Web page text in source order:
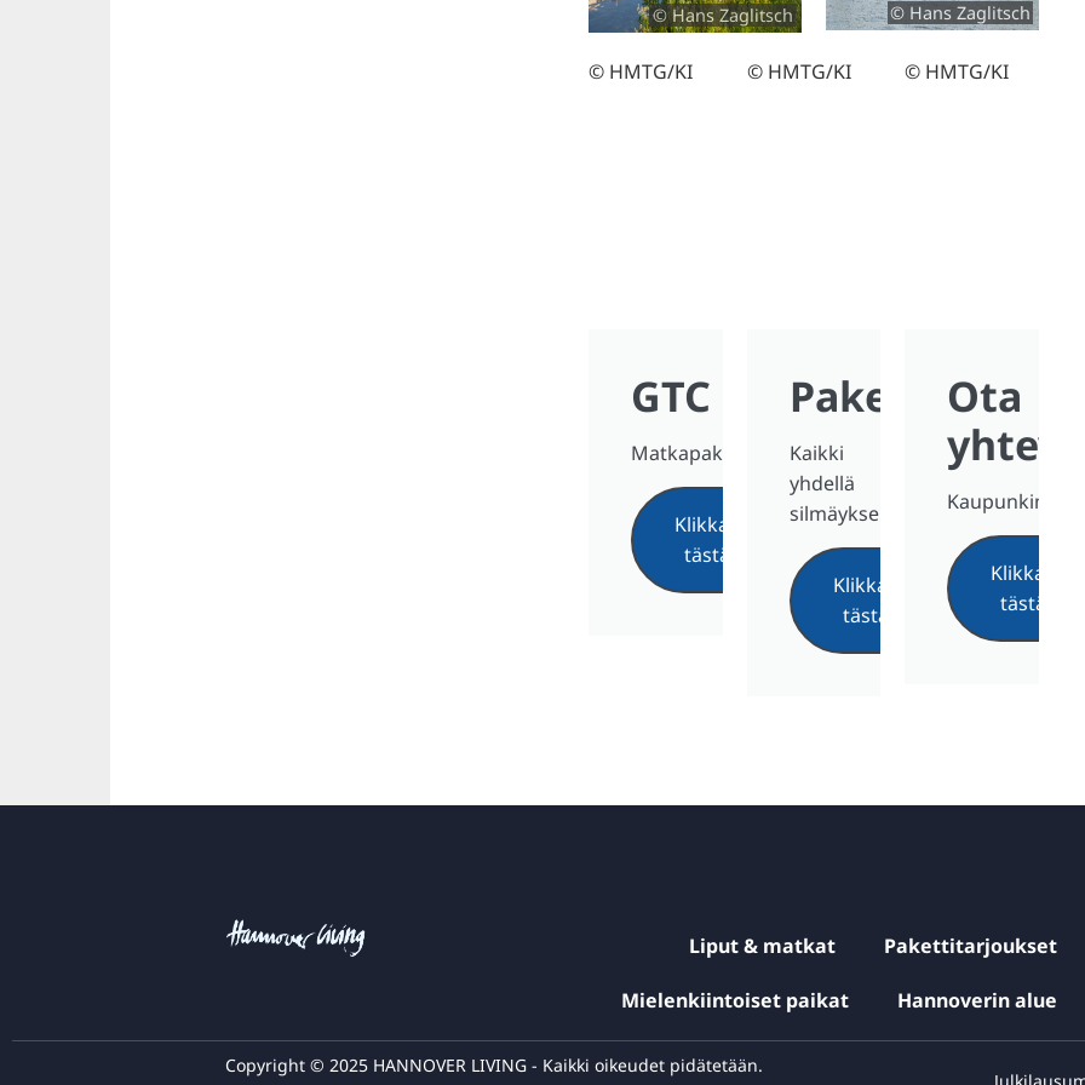
© Hans Zaglitsch © Hans Zaglitsch
© HMTG/KI
GTC
Matkapaketit
Klikkaa
tästä
© HMTG/KI
Paketit
Kaikki
yhdellä
silmäyksellä
Klikkaa
tästä
© HMTG/KI
Ota
Klikkaa
tästä
Liput & matkat Pakettitarjoukset
Mielenkiintoiset paikat Hannoverin alue
Copyright © 2025 HANNOVER LIVING - Kaikki oikeudet pidätetään.